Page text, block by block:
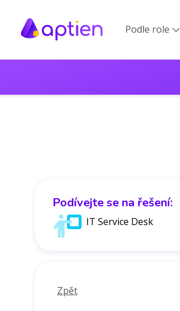
Podle role 
Podívejte se na řešení:
IT Service Desk
Zpět